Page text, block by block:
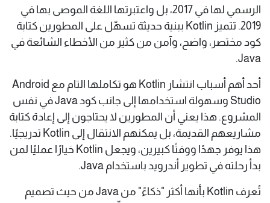
الرسمي لها في 2017، بل واعتبرتها اللغة الموصى بها في
2019. تتميز Kotlin ببنية حديثة تسهّل على المطورين كتابة
كود مختصر، واضح، وآمن من كثير من الأخطاء الشائعة في
Java.
أحد أهم أسباب انتشار Kotlin هو تكاملها التام مع Android
Studio وسهولة استخدامها إلى جانب كود Java في نفس
المشروع. هذا يعني أن المطورين لا يحتاجون إلى إعادة كتابة
مشاريعهم القديمة، بل يمكنهم الانتقال إلى Kotlin تدريجيًا.
هذا يوفر جهدًا ووقتًا كبيرين، ويجعل Kotlin خيارًا عمليًا لمن
بدأ رحلته في تطوير أندرويد باستخدام Java.
تُعرف Kotlin بأنها أكثر "ذكاءً" من Java من حيث تصميم